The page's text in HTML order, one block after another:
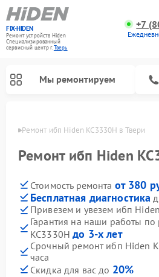
FIX-HIDEN
Ремонт устройств Hiden
Специализированный
cервисный центр г.Тверь
+7
Мы ремонтируем
Ремонт ибп Hiden KC3330H в Твери
Ремонт ибп Hiden
Стоимость ремонта от 380
Бесплатная диагностика
Привезем и увезем ибп
Гарантия на наши работы по
KC3330Hдо 3-х лет
Срочный ремонт ибп Hiden
часа
Скидка для вас до 20%